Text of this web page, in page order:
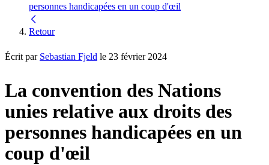
personnes handicapées en un coup d'œil
Retour
Écrit par Sebastian Fjeld le 23 février 2024
La convention des Nations
unies relative aux droits des
personnes handicapées en un
coup d'œil